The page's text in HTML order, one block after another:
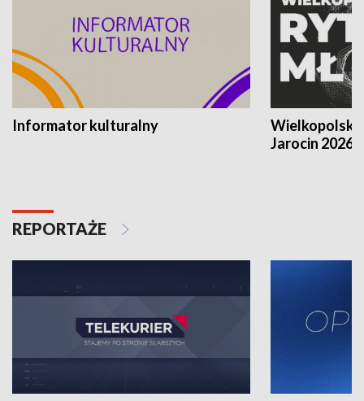
Informator kulturalny
Jarocin 2026
REPORTAŻE